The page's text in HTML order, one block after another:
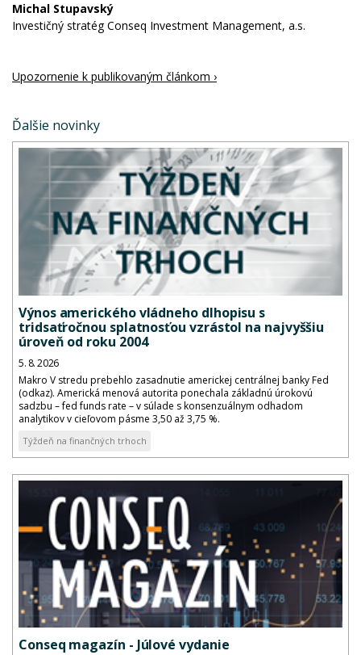
Michal Stupavský
Investičný stratég Conseq Investment Management, a.s.
Upozornenie k publikovaným článkom ›
Ďalšie novinky
Výnos amerického vládneho dlhopisu s
tridsaťročnou splatnosťou vzrástol na najvyššiu
úroveň od roku 2004
5. 8. 2026
Makro V stredu prebehlo zasadnutie americkej centrálnej banky Fed
(odkaz). Americká menová autorita ponechala základnú úrokovú
sadzbu – fed funds rate – v súlade s konsenzuálnym odhadom
analytikov v cieľovom pásme 3,50 až 3,75 %.
Týždeň na finančných trhoch
Conseq magazín - Júlové vydanie